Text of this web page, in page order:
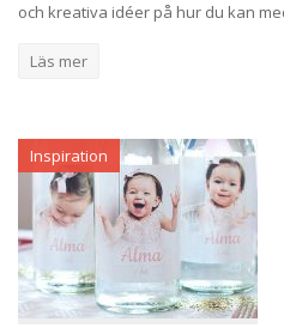
och kreativa idéer på hur du kan
Läs mer
Inspiration